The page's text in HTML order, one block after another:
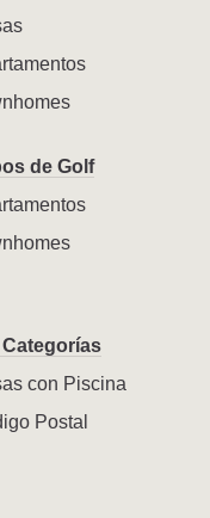
de Golf
con Piscina
Postal